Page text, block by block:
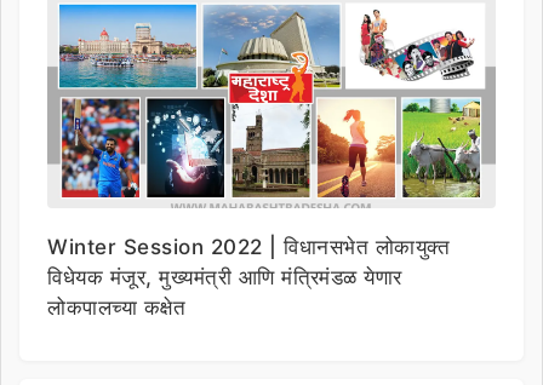
Winter Session 2022 | विधानसभेत लोकायुक्त
विधेयक मंजूर, मुख्यमंत्री आणि मंत्रिमंडळ येणार
लोकपालच्या कक्षेत